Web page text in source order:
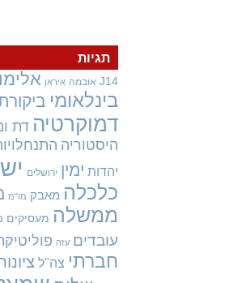
תגיות
J14 אובמה איראן אלימות
בינלאומיביקורת
דמוקרטיה דת
היסטוריה התנחלויות
יהדות ימין ירושלים
כלכלה מאבק מו"מ
ממשלה מעסיקים
עובדים עזה פוליטיקה
חברתי צה"ל ציונות